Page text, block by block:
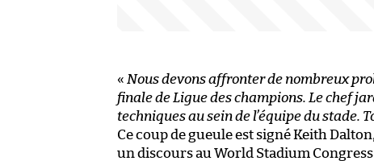
« Nous devons affronter de nombreux
finale de Ligue des champions. Le chef
techniques au sein de l’équipe du stade.
Ce coup de gueule est signé Keith
un discours au World Stadium Congress